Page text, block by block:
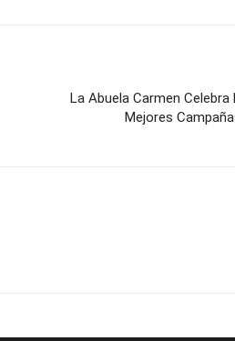
La Abuela Carmen Celebra
Mejores